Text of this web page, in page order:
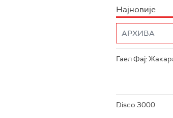
Најновије
Гаел Фај:
Disco 3000